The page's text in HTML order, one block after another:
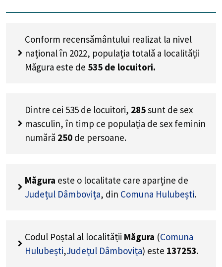
Conform recensământului realizat la nivel
național în 2022, populația totală a localității
Măgura este de 535 de locuitori.
Dintre cei 535 de locuitori, 285sunt de sex
masculin, în timp ce populația de sex feminin
numără 250 de persoane.
Măgura este o localitate care aparține de
Județul Dâmbovița, din Comuna Hulubești.
Codul Poștal al localității Măgura (Comuna
Hulubești,Județul Dâmbovița) este 137253.